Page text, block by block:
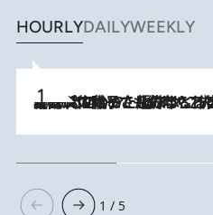
HOURLYDAILYWEEKLY
2026.8.5
【阿川佐和子さんの年とる力】なぜ70代で始めた趣味は“こんなに楽しい”のか？ ピアノ、俳句…スランプに陥っても続けられる“ある秘訣”とは
1 / 5